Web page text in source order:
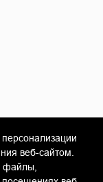
веб-сайтом.
файлы,